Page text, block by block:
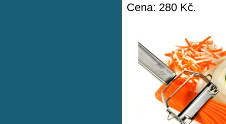
Cena: 280 Kč.